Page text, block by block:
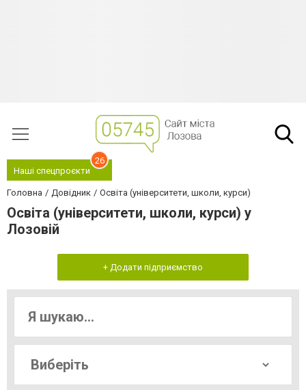
Наші спецпроєкти
26
Головна Довідник Освіта (університети, школи, курси)
Освіта (університети, школи, курси) у
Лозовій
+ Додати підприємство